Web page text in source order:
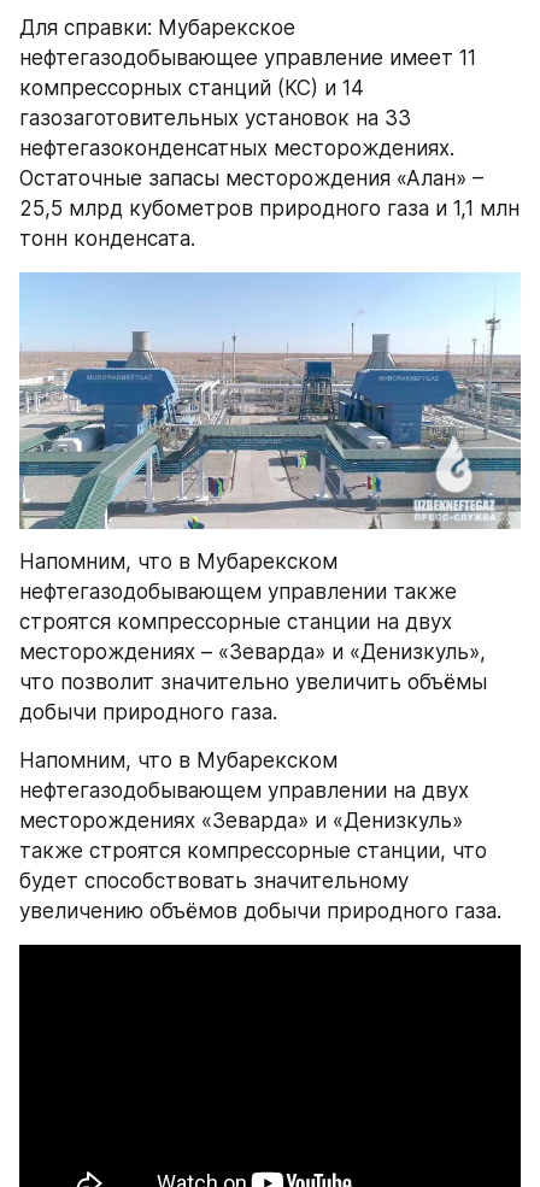
Для справки: Мубарекское
нефтегазодобывающее управление имеет 11
компрессорных станций (КС) и 14
газозаготовительных установок на 33
нефтегазоконденсатных месторождениях.
Остаточные запасы месторождения «Алан» –
25,5 млрд кубометров природного газа и 1,1 млн
тонн конденсата.
Напомним, что в Мубарекском
нефтегазодобывающем управлении также
строятся компрессорные станции на двух
месторождениях – «Зеварда» и «Денизкуль»,
что позволит значительно увеличить объёмы
добычи природного газа.
Напомним, что в Мубарекском
нефтегазодобывающем управлении на двух
месторождениях «Зеварда» и «Денизкуль»
также строятся компрессорные станции, что
будет способствовать значительному
увеличению объёмов добычи природного газа.